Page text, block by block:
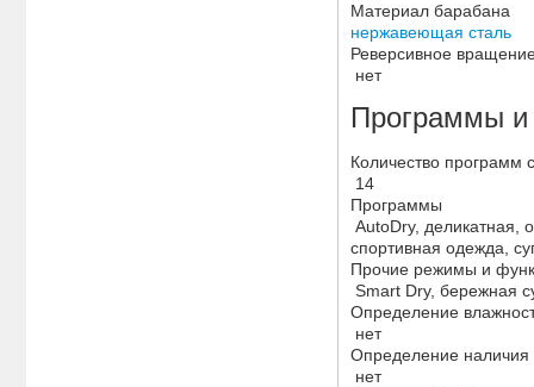
Материал барабана
нержавеющая сталь
Реверсивное
нет
Программы
Количество программ
14
Программы
AutoDry, деликатная,
спортивная одежда,
Прочие режимы и
Smart Dry, бережная
Определение
нет
Определение наличия
нет